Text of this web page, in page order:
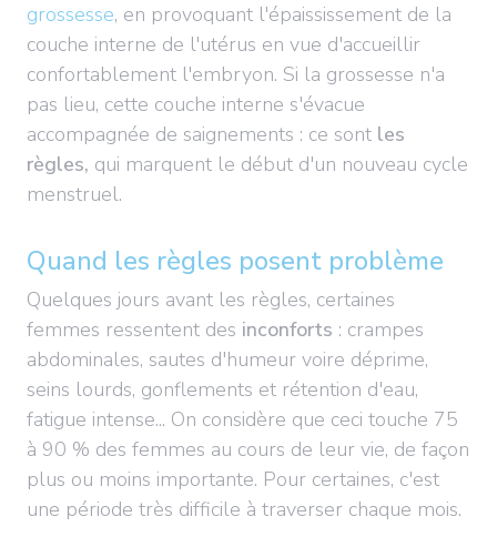
grossesse, en provoquant l'épaississement de la
couche interne de l'utérus en vue d'accueillir
confortablement l'embryon. Si la grossesse n'a
pas lieu, cette couche interne s'évacue
accompagnée de saignements : ce sont les
règles, qui marquent le début d'un nouveau cycle
menstruel.
Quand les règles posent problème
Quelques jours avant les règles, certaines
femmes ressentent des inconforts : crampes
abdominales, sautes d'humeur voire déprime,
seins lourds, gonflements et rétention d'eau,
fatigue intense... On considère que ceci touche 75
à 90 % des femmes au cours de leur vie, de façon
plus ou moins importante. Pour certaines, c'est
une période très difficile à traverser chaque mois.